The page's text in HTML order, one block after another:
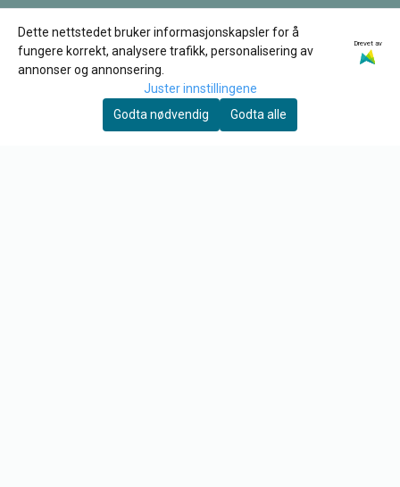
Leivdalsvegen 171
6774 Nordfjordeid
Org. nr. 890 162 312
Dette nettstedet bruker informasjonskapsler for å
fungere korrekt, analysere trafikk, personalisering av
annonser og annonsering.
Drevet av
Juster innstillingene
Godta nødvendig
Godta alle